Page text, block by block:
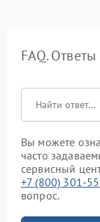
FAQ.
Вы можете
часто
сервисный
+7 (800) 301-
вопрос.